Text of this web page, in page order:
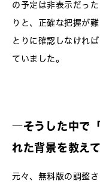
の予定は非表示だっ
りと、正確な把握が
とりに確認しなけれ
ていました。
―そうした中で
れた背景を教え
元々、無料版の調整